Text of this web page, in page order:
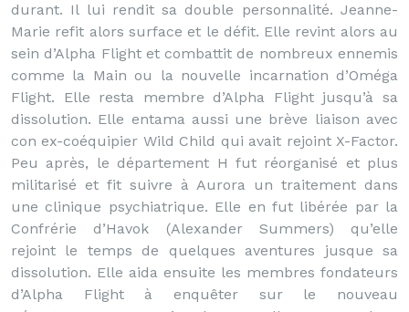
durant. Il lui rendit sa double personnalité. Jeanne-
Marie refit alors surface et le défit. Elle revint alors au
sein d’Alpha Flight et combattit de nombreux ennemis
comme la Main ou la nouvelle incarnation d’Oméga
Flight. Elle resta membre d’Alpha Flight jusqu’à sa
dissolution. Elle entama aussi une brève liaison avec
con ex-coéquipier Wild Child qui avait rejoint X-Factor.
Peu après, le département H fut réorganisé et plus
militarisé et fit suivre à Aurora un traitement dans
une clinique psychiatrique. Elle en fut libérée par la
Confrérie d’Havok (Alexander Summers) qu’elle
rejoint le temps de quelques aventures jusque sa
dissolution. Elle aida ensuite les membres fondateurs
d’Alpha Flight à enquêter sur le nouveau